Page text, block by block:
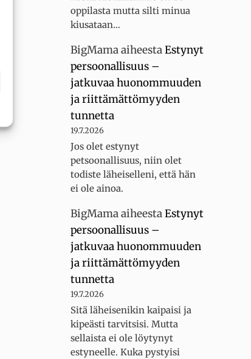
oppilasta mutta silti minua
kiusataan…
BigMamaaiheestaEstynyt
persoonallisuus –
jatkuvaa huonommuuden
ja riittämättömyyden
tunnetta
19.7.2026
Jos olet estynyt
petsoonallisuus, niin olet
todiste läheiselleni, että hän
ei ole ainoa.
BigMamaaiheestaEstynyt
persoonallisuus –
jatkuvaa huonommuuden
ja riittämättömyyden
tunnetta
19.7.2026
Sitä läheisenikin kaipaisi ja
kipeästi tarvitsisi. Mutta
sellaista ei ole löytynyt
estyneelle. Kuka pystyisi